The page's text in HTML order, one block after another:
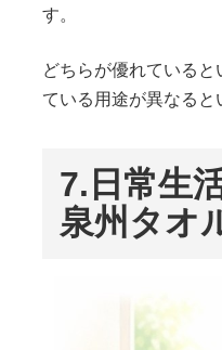
す。
どちらが優れている
ている用途が異なると
7. 日常生
泉州タオ